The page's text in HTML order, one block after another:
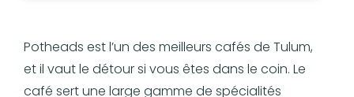
Potheads est l’un des meilleurs cafés de Tulum,
et il vaut le détour si vous êtes dans le coin. Le
café sert une large gamme de spécialités